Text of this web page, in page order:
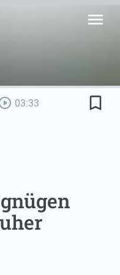
menu
03:33 bookmark_border